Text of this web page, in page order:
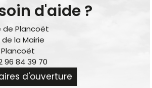
d'aide ?
de Plancoët
la Mairie
Plancoët
96 84 39 70
d'ouverture